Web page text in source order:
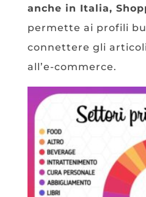
anche in Italia,
permette ai profili
connettere gli
all’e-commerce.